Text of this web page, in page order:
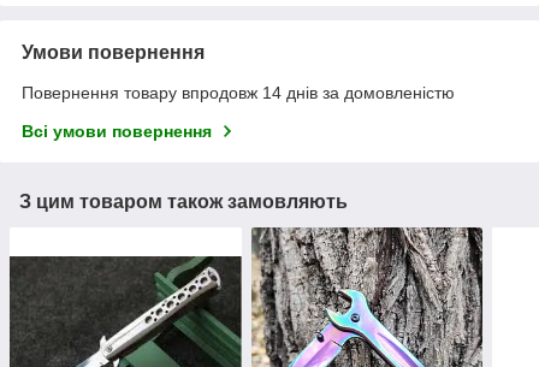
Умови повернення
Повернення товару впродовж 14 днів за домовленістю
Всі умови повернення
З цим товаром також замовляють